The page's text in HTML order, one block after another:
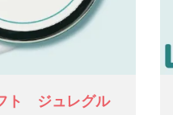
ト ジュレグル